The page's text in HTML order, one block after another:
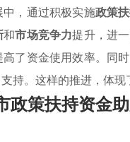
，通过积极实施政策
和市场竞争力提升，进
了资金使用效率。同
持。这样的推进，体现
政策扶持资金